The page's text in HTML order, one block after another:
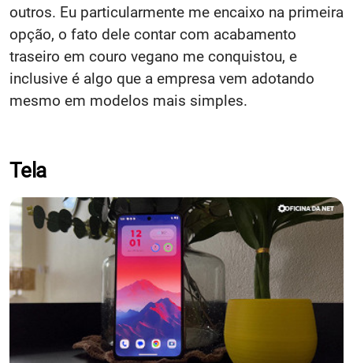
outros. Eu particularmente me encaixo na primeira
opção, o fato dele contar com acabamento
traseiro em couro vegano me conquistou, e
inclusive é algo que a empresa vem adotando
mesmo em modelos mais simples.
Tela